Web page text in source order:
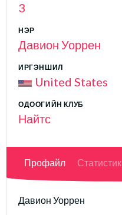
3
НЭР
Давион Уоррен
ИРГЭНШИЛ
United States
ОДООГИЙН КЛУБ
Найтс
Профайл Статистик
Давион Уоррен